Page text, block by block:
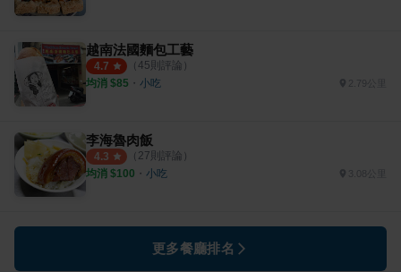
越南法國麵包工藝
4.7 （ 45則評論）
均消 $85 ・ 小吃
李海魯肉飯
4.3 （ 27則評論）
均消 $100 ・ 小吃
更多餐廳排名